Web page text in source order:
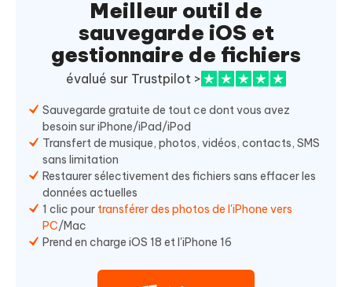
Meilleur outil de
sauvegarde iOS et
gestionnaire de fichiers
évalué sur Trustpilot >
Sauvegarde gratuite de tout ce dont vous avez
besoin sur iPhone/iPad/iPod
Transfert de musique, photos, vidéos, contacts, SMS
sans limitation
Restaurer sélectivement des fichiers sans effacer les
données actuelles
1 clic pour transférer des photos de l'iPhone vers
PC/Mac
Prend en charge iOS 18 et l'iPhone 16